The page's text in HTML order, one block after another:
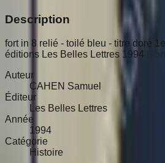
Description
fort in 8 relié - toilé bleu - titre doré
éditions Les Belles Lettres 1994
Auteur
CAHEN Samuel
Éditeur
Les Belles Lettres
Année
1994
Catégorie
Histoire